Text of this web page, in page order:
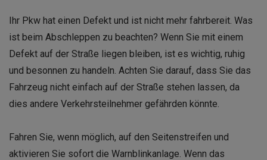
Ihr Pkw hat einen Defekt und ist nicht mehr fahrbereit. Was
ist beim Abschleppen zu beachten? Wenn Sie mit einem
Defekt auf der Straße liegen bleiben, ist es wichtig, ruhig
und besonnen zu handeln. Achten Sie darauf, dass Sie das
Fahrzeug nicht einfach auf der Straße stehen lassen, da
dies andere Verkehrsteilnehmer gefährden könnte.
Fahren Sie, wenn möglich, auf den Seitenstreifen und
aktivieren Sie sofort die Warnblinkanlage. Wenn das